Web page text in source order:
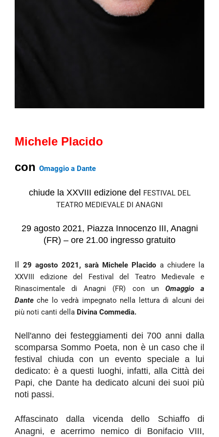
Michele Placido
con Omaggio a Dante
chiude la XXVIII edizione del FESTIVAL DEL
TEATRO MEDIEVALE DI ANAGNI
29 agosto 2021, Piazza Innocenzo III, Anagni
(FR) – ore 21.00 ingresso gratuito
Il29 agosto 2021, sarà Michele Placido a chiudere la
XXVIII edizione del Festival del Teatro Medievale e
Rinascimentale di Anagni (FR) con un Omaggio a
Dante che lo vedrà impegnato nella lettura di alcuni dei
più noti canti della Divina Commedia.
Nell'anno dei festeggiamenti dei 700 anni dalla
scomparsa Sommo Poeta, non è un caso che il
festival chiuda con un evento speciale a lui
dedicato: è a questi luoghi, infatti, alla Città dei
Papi, che Dante ha dedicato alcuni dei suoi più
noti passi.
Affascinato dalla vicenda dello Schiaffo di
Anagni, e acerrimo nemico di Bonifacio VIII,